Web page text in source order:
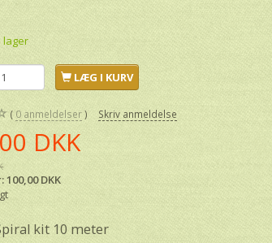
lager
LÆG I KURV
0 anmeldelser Skriv anmeldelse
DKK
100,00 DKK
kit 10 meter